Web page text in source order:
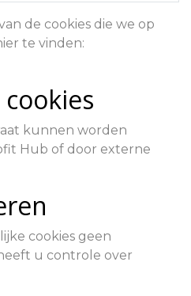
de cookies die we op
te vinden:
kunnen worden
Hub of door externe
cookies geen
u controle over